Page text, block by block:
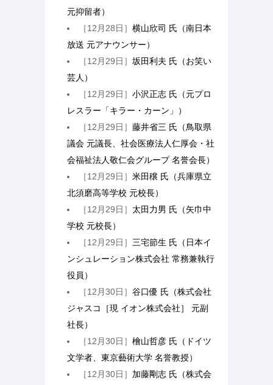
元抑留者）
［12月28日］横山欣司 氏（南日本
放送 元アナウンサー）
［12月29日］坂田利夫 氏（お笑い
芸人）
［12月29日］小沢正志 氏（元プロ
レスラー「キラー・カーン」）
［12月29日］藤井省三 氏（鳥取県
議会 元議長、社会医療法人仁厚会・社
会福祉法人敬仁会グループ 名誉会長）
［12月29日］米田穣 氏（兵庫県立
北須磨高等学校 元校長）
［12月29日］ 太田力男 氏（矢巾中
学校 元校長）
［12月29日］ 三宅節生 氏（日本イ
ンシュレーション株式会社 常務兼執行
役員）
［12月30日］谷口優 氏（株式会社
ジャスコ［現 イオン株式会社］ 元副
社長）
［12月30日］檜山哲彦 氏（ドイツ
文学者、東京藝術大学 名誉教授）
［12月30日］ 加藤剛志 氏（株式会